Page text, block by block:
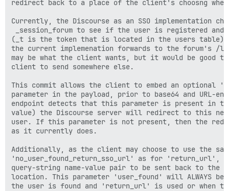
redirect back to a place of the client's choosng
Currently, the Discourse as an SSO implementation
_session_forum to see if the user is registered
(_t is the token that is located in the users
the current implemenation forwards to the forum's /
may be what the client wants, but it would be good
client to send somewhere else.
This commit allows the client to embed an optional
parameter in the payload, prior to base64 and URL-
endpoint detects that this parameter is present in
value) the Discourse server will redirect to this
user. If this parameter is not present, then the
as it currently does.
Additionally, as the client may choose to use the
'no_user_found_return_sso_url' as for 'return_url',
query-string name-value pair to be sent back to the
location. This parameter 'user_found' will ALWAYS
the user is found and 'return_url' is used or when